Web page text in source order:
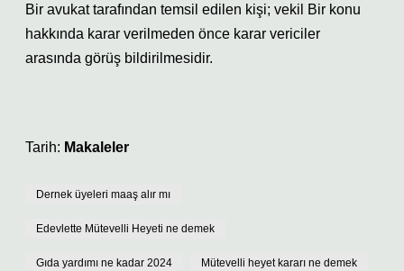
Bir avukat tarafından temsil edilen kişi; vekil Bir konu
hakkında karar verilmeden önce karar vericiler
arasında görüş bildirilmesidir.
Tarih: Makaleler
Dernek üyeleri maaş alır mı
Edevlette Mütevelli Heyeti ne demek
Gıda yardımı ne kadar 2024 Mütevelli heyet kararı ne demek